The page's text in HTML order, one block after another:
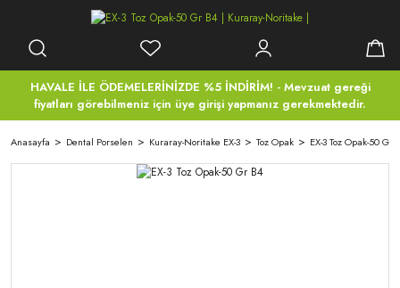
HAVALE İLE ÖDEMELERİNİZDE %5 İNDİRİM! - Mevzuat gereği
fiyatları görebilmeniz için üye girişi yapmanız gerekmektedir.
Anasayfa Dental Porselen Kuraray-Noritake EX-3 Toz Opak EX-3 Toz Opak-50 Gr